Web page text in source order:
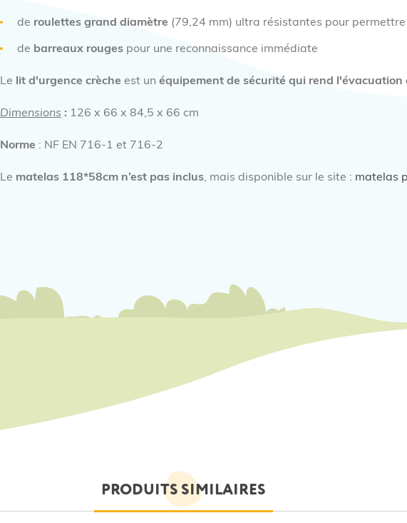
de roulettes grand diamètre (79,24 mm) ultra résistantes pour
de barreaux rouges pour une reconnaissance immédiate
Le lit d'urgence crèche est un équipement de sécurité qui rend l'évacuation
Dimensions : 126 x 66 x 84,5 x 66 cm
Norme : NF EN 716-1 et 716-2
Le matelas 118*58cm n’est pas inclus, mais disponible sur le site : matelas
PRODUITS SIMILAIRES